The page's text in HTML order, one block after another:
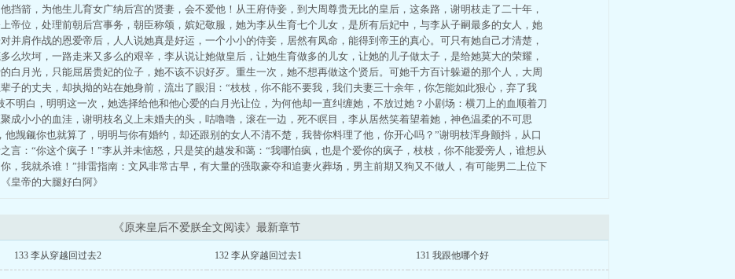
挡箭，为他生儿育女广纳后宫的贤妻，会不爱他！从王府侍妾，到大周尊贵无比的皇后，这条路，谢明枝走了二十年，
帝位，处理前朝后宫事务，朝臣称颂，嫔妃敬服，她为李从生育七个儿女，是所有后妃中，与李从子嗣最多的女人，她
并肩作战的恩爱帝后，人人说她真是好运，一个小小的侍妾，居然有凤命，能得到帝王的真心。可只有她自己才清楚，
么坎坷，一路走来又多么的艰辛，李从说让她做皇后，让她生育做多的儿女，让她的儿子做太子，是给她莫大的荣耀，
白月光，只能屈居贵妃的位子，她不该不识好歹。重生一次，她不想再做这个贤后。可她千方百计躲避的那个人，大周
子的丈夫，却执拗的站在她身前，流出了眼泪：“枝枝，你不能不要我，我们夫妻三十余年，你怎能如此狠心，弃了我
不明白，明明这一次，她选择给他和他心爱的白月光让位，为何他却一直纠缠她，不放过她？小剧场：横刀上的血顺着刀
成小小的血洼，谢明枝名义上未婚夫的头，咕噜噜，滚在一边，死不瞑目，李从居然笑着望着她，神色温柔的不可思
他觊觎你也就算了，明明与你有婚约，却还跟别的女人不清不楚，我替你料理了他，你开心吗？”谢明枝浑身颤抖，从口
言：“你这个疯子！”李从并未恼怒，只是笑的越发和蔼：“我哪怕疯，也是个爱你的疯子，枝枝，你不能爱旁人，谁想从
，我就杀谁！”排雷指南：文风非常古早，有大量的强取豪夺和追妻火葬场，男主前期又狗又不做人，有可能男二上位下
皇帝的大腿好白阿》
《原来皇后不爱朕全文阅读》最新章节
133 李从穿越回过去2 132 李从穿越回过去1 131 我跟他哪个好